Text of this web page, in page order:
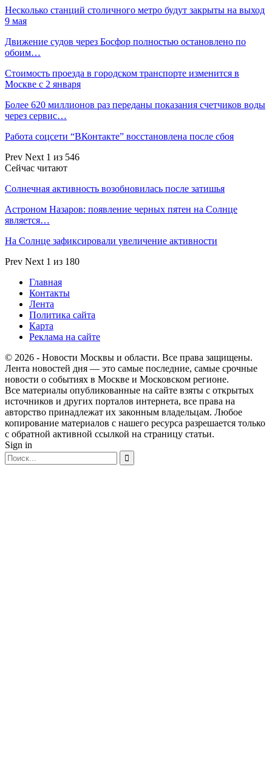
Несколько станций столичного метро будут закрыты на выход
9 мая
Движение судов через Босфор полностью остановлено по
обоим…
Стоимость проезда в городском транспорте изменится в
Москве с 2 января
Более 620 миллионов раз переданы показания счетчиков воды
через сервис…
Работа соцсети “ВКонтакте” восстановлена после сбоя
Prev Next 1 из 546
Сейчас читают
Солнечная активность возобновилась после затишья
Астроном Назаров: появление черных пятен на Солнце
является…
На Солнце зафиксировали увеличение активности
Prev Next 1 из 180
Главная
Контакты
Лента
Политика сайта
Карта
Реклама на сайте
© 2026 - Новости Москвы и области. Все права защищены.
Лента новостей дня — это самые последние, самые срочные
новости о событиях в Москве и Московском регионе.
Все материалы опубликованные на сайте взяты с открытых
источников и других порталов интернета, все права на
авторство принадлежат их законным владельцам. Любое
копирование материалов с нашего ресурса разрешается только
с обратной активной ссылкой на страницу статьи.
Sign in